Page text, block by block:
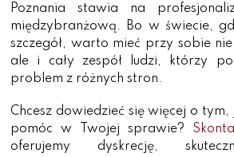
Poznania stawia na
międzybranżową. Bo w świecie,
szczegół, warto mieć przy sobie
ale i cały zespół ludzi, którzy
problem z różnych stron.
Chcesz dowiedzieć się więcej o
pomóc w Twojej sprawie?
oferujemy dyskrecję,